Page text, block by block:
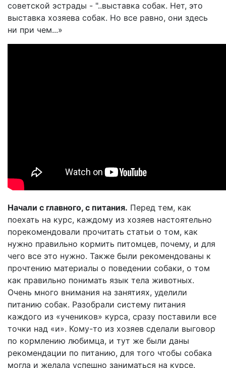
советской эстрады - "..выставка собак. Нет, это
выставка хозяева собак. Но все равно, они здесь
ни при чем...»
Начали с главного, с питания. Перед тем, как
поехать на курс, каждому из хозяев настоятельно
порекомендовали прочитать статьи о том, как
нужно правильно кормить питомцев, почему, и для
чего все это нужно. Также были рекомендованы к
прочтению материалы о поведении собаки, о том
как правильно понимать язык тела животных.
Очень много внимания на занятиях, уделили
питанию собак. Разобрали систему питания
каждого из «учеников» курса, сразу поставили все
точки над «и». Кому-то из хозяев сделали выговор
по кормлению любимца, и тут же были даны
рекомендации по питанию, для того чтобы собака
могла и желала успешно заниматься на курсе.